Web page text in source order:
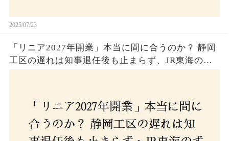
2025/07/23
「リニア2027年開業」本当に間に合うのか？ 静岡
工区の遅れは知事退任後も止まらず、JR東海のず